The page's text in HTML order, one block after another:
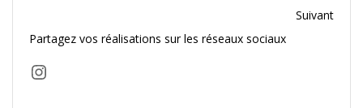
Suivant
Partagez vos réalisations sur les réseaux sociaux
Instagram